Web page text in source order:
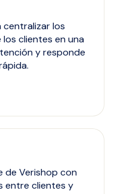
centralizar los
clientes en una
y responde
de Verishop con
entre clientes y